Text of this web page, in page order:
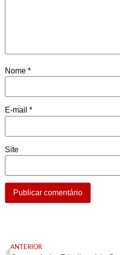
Nome *
E-mail *
Site
ANTERIOR